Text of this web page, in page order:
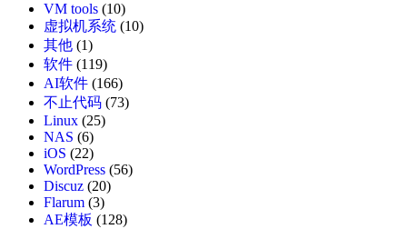
VM tools (10)
虚拟机系统 (10)
其他 (1)
软件 (119)
AI软件 (166)
不止代码 (73)
Linux (25)
NAS (6)
iOS (22)
WordPress (56)
Discuz (20)
Flarum (3)
AE模板 (128)